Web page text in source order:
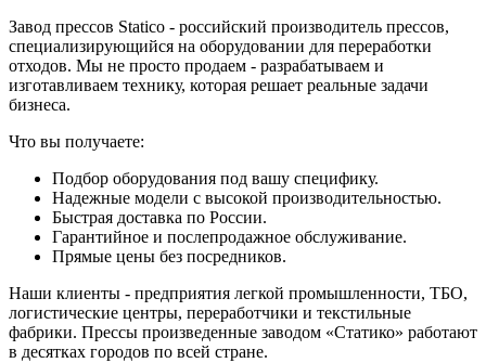
Завод прессов Statico - российский производитель прессов,
специализирующийся на оборудовании для переработки
отходов. Мы не просто продаем - разрабатываем и
изготавливаем технику, которая решает реальные задачи
бизнеса.
Что вы получаете:
Подбор оборудования под вашу специфику.
Надежные модели с высокой производительностью.
Быстрая доставка по России.
Гарантийное и послепродажное обслуживание.
Прямые цены без посредников.
Наши клиенты - предприятия легкой промышленности, ТБО,
логистические центры, переработчики и текстильные
фабрики. Прессы произведенные заводом «Статико» работают
в десятках городов по всей стране.